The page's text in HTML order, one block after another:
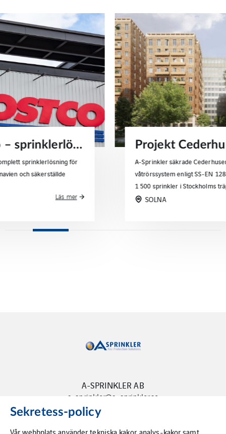
Projekt Cederhusen – flerbostadshus i massivträ
A‑Sprinkler säkrade Cederhusen i Hagastaden med
våtrörssystem enligt SS‑EN 12845/SBF 120:8 – cirka
Läs mer
A-SPRINKLER AB
a-sprinkler@a-sprinkler.se
Sekretess-policy
Vår webbplats använder tekniska kakor, analys-kakor samt